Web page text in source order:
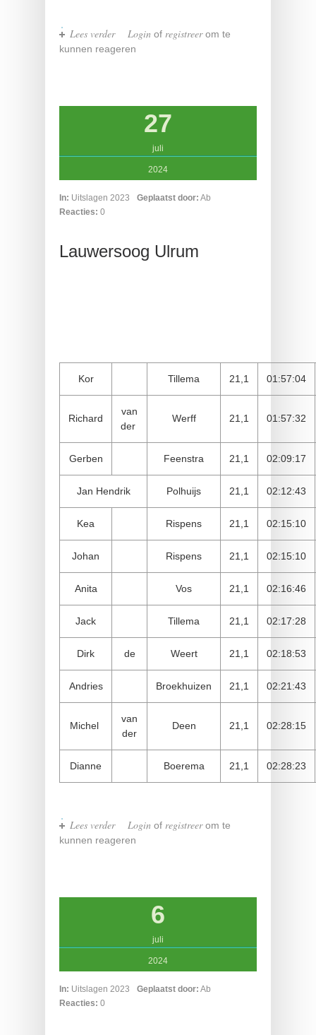
Lees verderover Proostmeerloop Wagenborgen
Login of registreerom te
kunnen reageren
27
juli
2024
In: Uitslagen 2023 Geplaatst door: Ab
Reacties: 0
Lauwersoog Ulrum
Kor Tillema 21,1 01:57:04
Richard
van
der
Werff 21,1 01:57:32
Gerben Feenstra 21,1 02:09:17
Jan Hendrik Polhuijs 21,1 02:12:43
Kea Rispens 21,1 02:15:10
Johan Rispens 21,1 02:15:10
Anita Vos 21,1 02:16:46
Jack Tillema 21,1 02:17:28
Dirk de Weert 21,1 02:18:53
Andries Broekhuizen 21,1 02:21:43
Michel
van
der
Deen 21,1 02:28:15
Dianne Boerema 21,1 02:28:23
Lees verderover Lauwersoog Ulrum
Login of registreerom te
kunnen reageren
6
juli
2024
In: Uitslagen 2023 Geplaatst door: Ab
Reacties: 0